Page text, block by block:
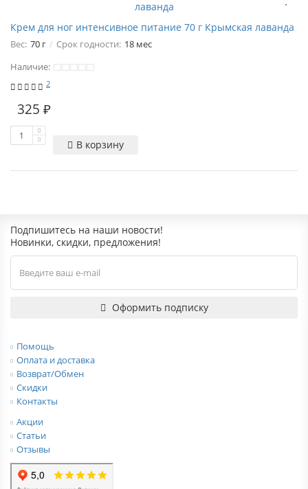
Крем для ног интенсивное питание 70 г Крымская лаванда
Вес: 70 г Срок годности: 18 мес
Наличие:
2
325 ₽
В корзину
Подпишитесь на наши новости!
Новинки, скидки, предложения!
Оформить подписку
Помощь
Оплата и доставка
Возврат/Обмен
Скидки
Контакты
Акции
Статьи
Отзывы